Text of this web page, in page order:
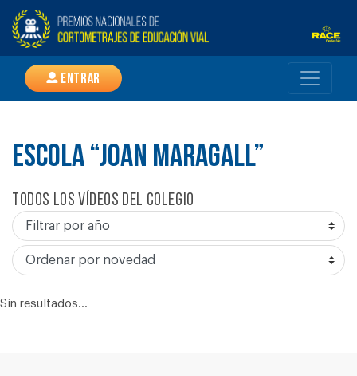
Entrar
ESCOLA “JOAN MARAGALL”
Todos los vídeos del colegio
Sin resultados...